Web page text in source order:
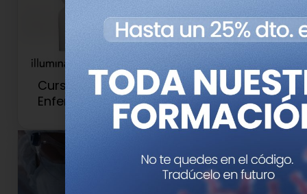
Curso de Genómica en
Enfermedades Raras